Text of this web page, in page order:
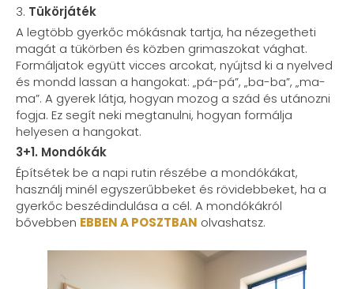
3. Tükörjáték
A legtöbb gyerkőc mókásnak tartja, ha nézegetheti
magát a tükörben és közben grimaszokat vághat.
Formáljatok együtt vicces arcokat, nyújtsd ki a nyelved
és mondd lassan a hangokat: „pá-pá”, „ba-ba”, „ma-
ma”. A gyerek látja, hogyan mozog a szád és utánozni
fogja. Ez segít neki megtanulni, hogyan formálja
helyesen a hangokat.
3+1. Mondókák
Építsétek be a napi rutin részébe a mondókákat,
használj minél egyszerűbbeket és rövidebbeket, ha a
gyerkőc beszédindulása a cél. A mondókákról
bővebben EBBEN A POSZTBAN olvashatsz.